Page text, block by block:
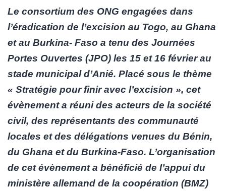
Le consortium des ONG engagées dans
l’éradication de l’excision au Togo, au Ghana
et au Burkina- Faso a tenu des Journées
Portes Ouvertes (JPO) les 15 et 16 février au
stade municipal d’Anié. Placé sous le thème
« Stratégie pour finir avec l’excision », cet
évènement a réuni des acteurs de la société
civil, des représentants des communauté
locales et des délégations venues du Bénin,
du Ghana et du Burkina-Faso. L’organisation
de cet évènement a bénéficié de l’appui du
ministère allemand de la coopération (BMZ)